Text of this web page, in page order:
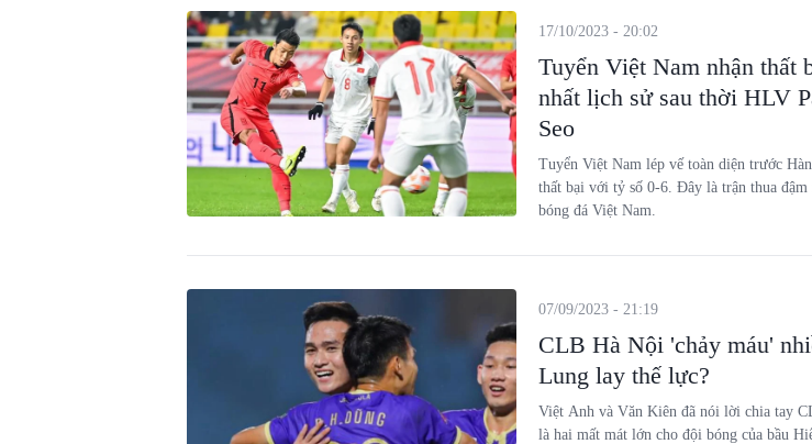
Tuyển Việt Nam nhận thất
nhất lịch sử sau thời HLV
Seo
17/10/2023 - 20:02
Tuyển Việt Nam lép vế toàn diện trước
thất bại với tỷ số 0-6. Đây là trận thua đậm
bóng đá Việt Nam.
CLB Hà Nội 'chảy máu'
Lung lay thế lực?
07/09/2023 - 21:19
Việt Anh và Văn Kiên đã nói lời chia tay
là hai mất mát lớn cho đội bóng của bầu